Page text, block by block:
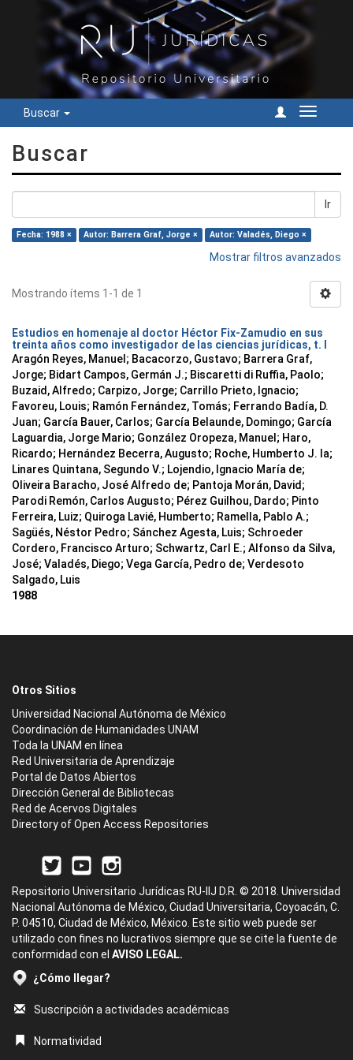
Buscar
Cambiar
Buscar
Ir
Fecha: 1988 × Autor: Barrera Graf, Jorge × Autor: Valadés, Diego ×
Mostrar filtros avanzados
Mostrando ítems 1-1 de 1
Estudios en homenaje al doctor Héctor Fix-Zamudio en sus
treinta años como investigador de las ciencias jurídicas, t. I
Aragón Reyes, Manuel; Bacacorzo, Gustavo; Barrera Graf,
Jorge; Bidart Campos, Germán J.; Biscaretti di Ruffia, Paolo;
Buzaid, Alfredo; Carpizo, Jorge; Carrillo Prieto, Ignacio;
Favoreu, Louis; Ramón Fernández, Tomás; Ferrando Badía, D.
Juan; García Bauer, Carlos; García Belaunde, Domingo; García
Laguardia, Jorge Mario; González Oropeza, Manuel; Haro,
Ricardo; Hernández Becerra, Augusto; Roche, Humberto J. la;
Linares Quintana, Segundo V.; Lojendio, Ignacio María de;
Oliveira Baracho, José Alfredo de; Pantoja Morán, David;
Parodi Remón, Carlos Augusto; Pérez Guilhou, Dardo; Pinto
Ferreira, Luiz; Quiroga Lavié, Humberto; Ramella, Pablo A.;
Sagüés, Néstor Pedro; Sánchez Agesta, Luis; Schroeder
Cordero, Francisco Arturo; Schwartz, Carl E.; Alfonso da Silva,
José; Valadés, Diego; Vega García, Pedro de; Verdesoto
Salgado, Luis
1988
Otros Sitios
Universidad Nacional Autónoma de México
Coordinación de Humanidades UNAM
Toda la UNAM en línea
Red Universitaria de Aprendizaje
Portal de Datos Abiertos
Dirección General de Bibliotecas
Red de Acervos Digitales
Directory of Open Access Repositories
Repositorio Universitario Jurídicas RU-IIJ D.R. © 2018. Universidad
Nacional Autónoma de México, Ciudad Universitaria, Coyoacán, C.
P. 04510, Ciudad de México, México. Este sitio web puede ser
utilizado con fines no lucrativos siempre que se cite la fuente de
conformidad con el AVISO LEGAL.
¿Cómo llegar?
Suscripción a actividades académicas
Normatividad